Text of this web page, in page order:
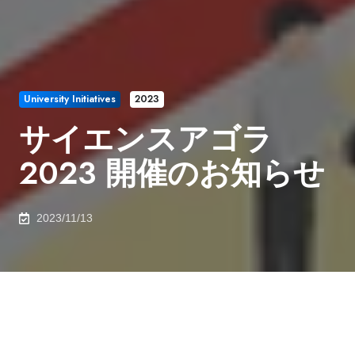
University Initiatives 2023
サイエンスアゴラ
2023 開催のお知らせ
2023/11/13